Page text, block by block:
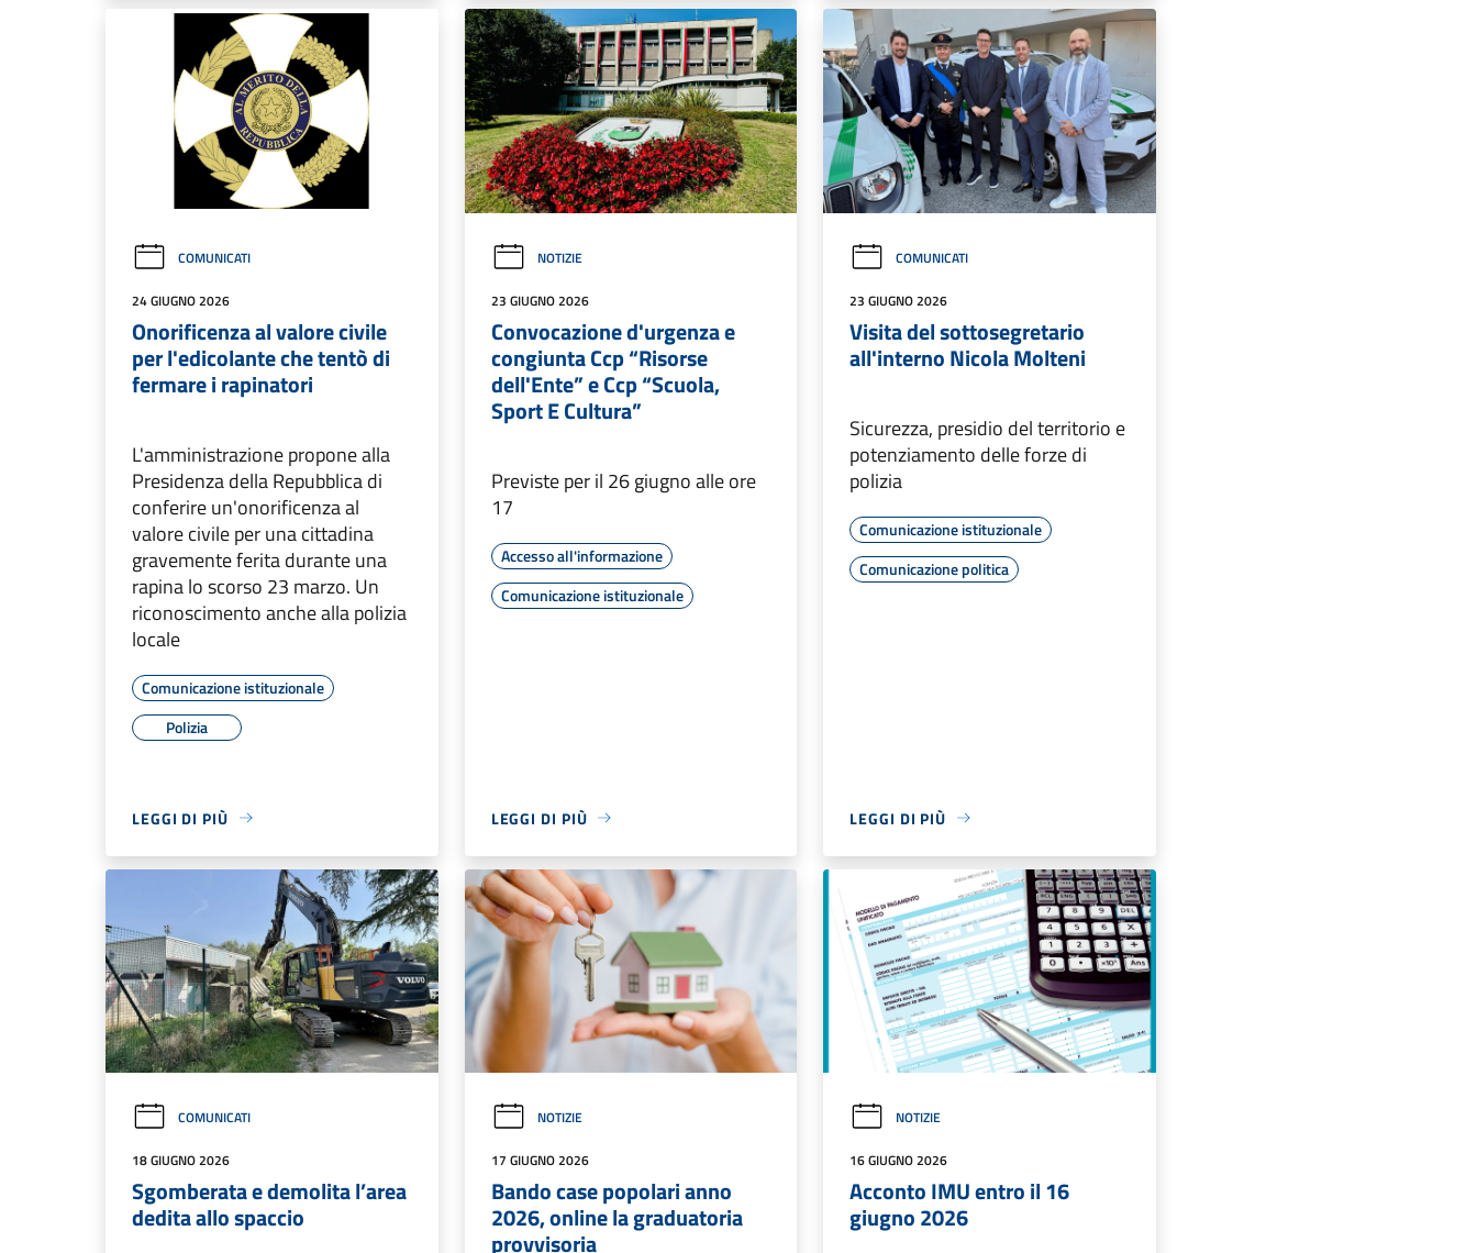
COMUNICATI
24 GIUGNO 2026
Onorificenza al valore civile
per l'edicolante che tentò di
fermare i rapinatori
L'amministrazione propone alla
Presidenza della Repubblica di
conferire un'onorificenza al
valore civile per una cittadina
gravemente ferita durante una
rapina lo scorso 23 marzo. Un
riconoscimento anche alla polizia
locale
Comunicazione istituzionale
Polizia
LEGGI DI PIÙ
NOTIZIE
23 GIUGNO 2026
Convocazione d'urgenza e
congiunta Ccp “Risorse
dell'Ente” e Ccp “Scuola,
Sport E Cultura”
Previste per il 26 giugno alle ore
17
Accesso all'informazione
Comunicazione istituzionale
LEGGI DI PIÙ
COMUNICATI
23 GIUGNO 2026
Visita del sottosegretario
all'interno Nicola Molteni
Sicurezza, presidio del territorio e
potenziamento delle forze di
polizia
Comunicazione istituzionale
Comunicazione politica
LEGGI DI PIÙ
COMUNICATI
18 GIUGNO 2026
Sgomberata e demolita l’area
dedita allo spaccio
NOTIZIE
17 GIUGNO 2026
Bando case popolari anno
2026, online la graduatoria
provvisoria
NOTIZIE
16 GIUGNO 2026
Acconto IMU entro il 16
giugno 2026